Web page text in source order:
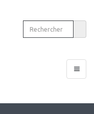
Toggle